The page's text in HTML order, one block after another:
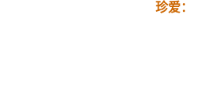
珍爱：